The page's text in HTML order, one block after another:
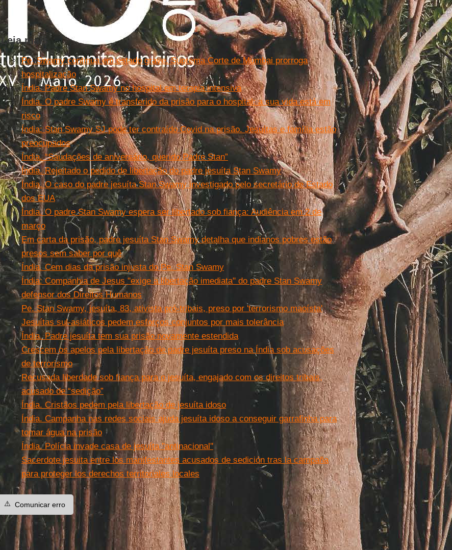
Leia mais
Pe. Swamy continua em estado grave. Suprema Corte de Mumbai prorroga
hospitalização
Índia. Padre Stan Swamy no hospital em terapia intensiva
Índia. O padre Swamy é transferido da prisão para o hospital: a sua vida está em
risco
Índia: Stan Swamy SJ pode ter contraído Covid na prisão. Jesuítas e família estão
preocupados
Índia. “Saudações de aniversário, querido Padre Stan”
Índia. Rejeitado o pedido de libertação do padre jesuíta Stan Swamy
Índia. O caso do padre jesuíta Stan Swamy investigado pelo secretário de Estado
dos EUA
Índia. O padre Stan Swamy espera ser libertado sob fiança: Audiência em 2 de
março
Em carta da prisão, padre jesuíta Stan Swamy detalha que indianos pobres estão
presos sem saber por quê
Índia. Cem dias da prisão injusta do Pe. Stan Swamy
Índia: Companhia de Jesus "exige a libertação imediata" do padre Stan Swamy
defensor dos Direitos Humanos
Pe. Stan Swamy, jesuíta, 83, ativista pró-tribais, preso por 'terrorismo maoísta'
Jesuítas sul-asiáticos pedem esforços conjuntos por mais tolerância
Índia. Padre jesuíta tem sua prisão novamente estendida
Crescem os apelos pela libertação de padre jesuíta preso na Índia sob acusações
de terrorismo
Recusada liberdade sob fiança para o jesuíta, engajado com os direitos tribais,
acusado de “sedição”
Índia. Cristãos pedem pela libertação de jesuíta idoso
Índia. Campanha nas redes sociais ajuda jesuíta idoso a conseguir garrafinha para
tomar água na prisão
Índia. Polícia invade casa de jesuíta ''antinacional''
Sacerdote jesuita entre los manifestantes acusados ​​de sedición tras la campaña
para proteger los derechos territoriales locales
⚠️ Comunicar erro